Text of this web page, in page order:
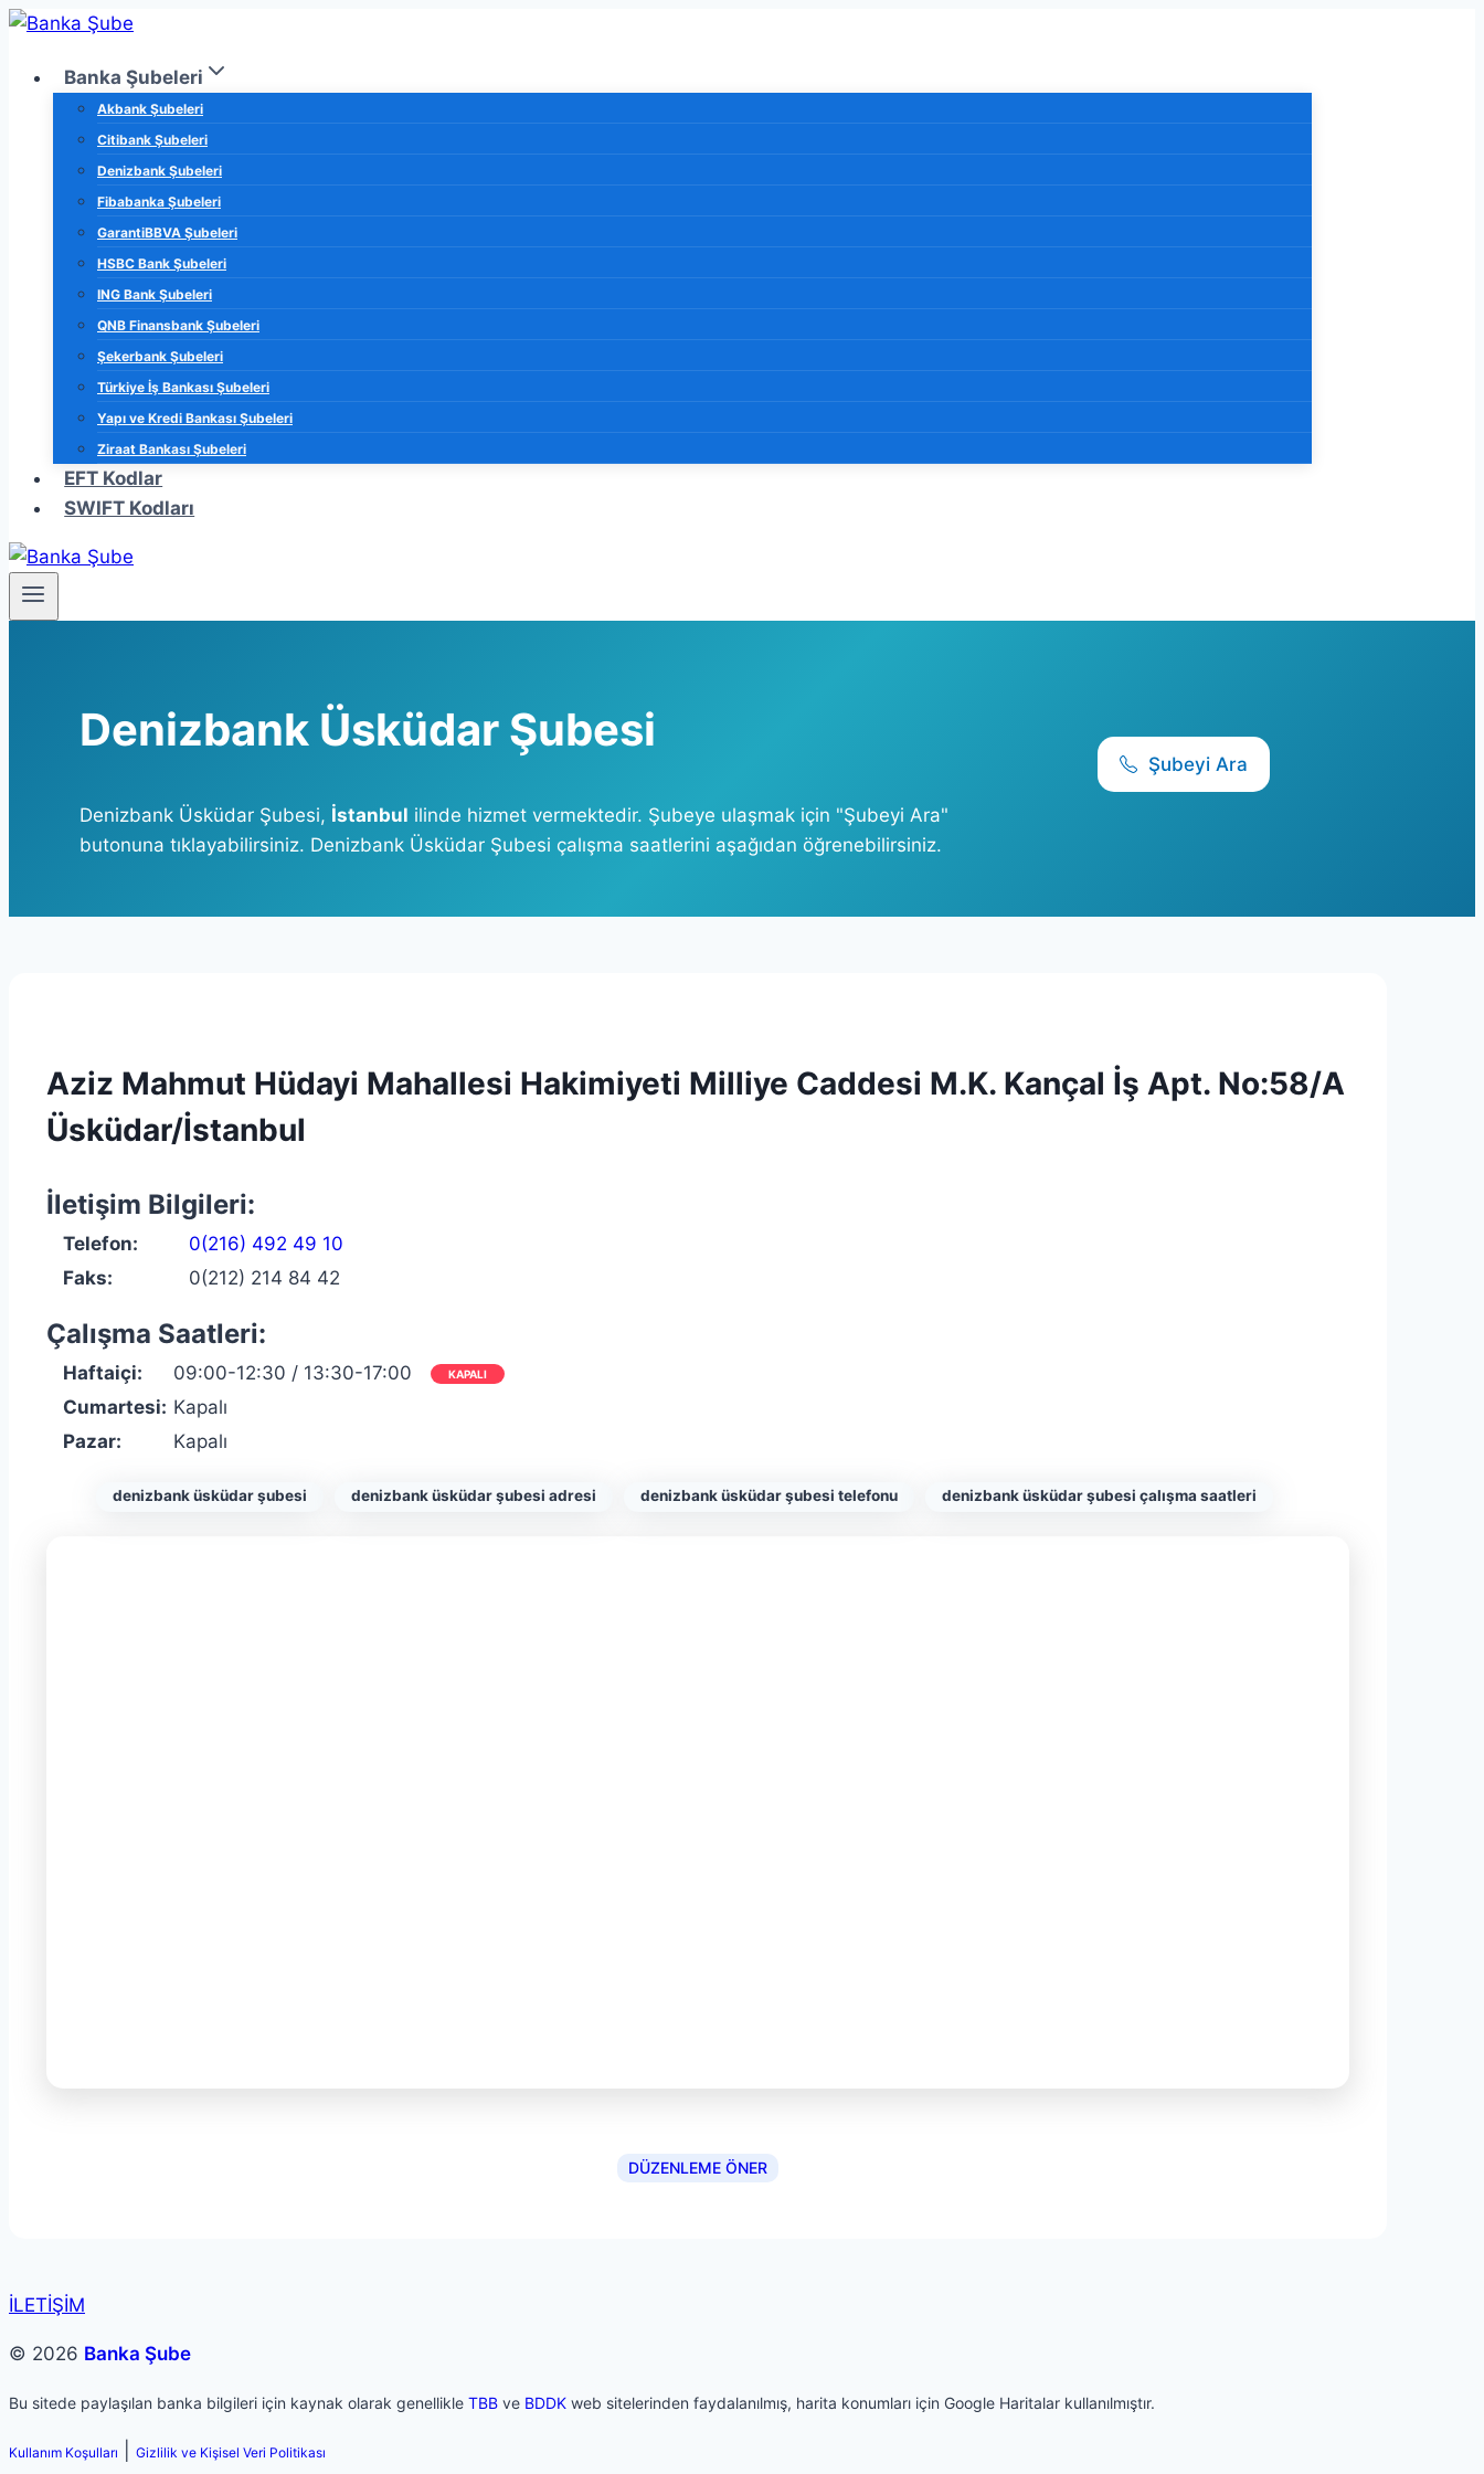
Skip
contentBanka Şubeleri
Akbank Şubeleri
Citibank Şubeleri
Denizbank Şubeleri
Fibabanka Şubeleri
GarantiBBVA Şubeleri
HSBC Bank Şubeleri
ING Bank Şubeleri
QNB Finansbank Şubeleri
Şekerbank Şubeleri
Türkiye İş Bankası Şubeleri
Yapı ve Kredi Bankası Şubeleri
Ziraat Bankası Şubeleri
EFT Kodlar
SWIFT Kodları
Denizbank Üsküdar Şubesi
Denizbank Üsküdar Şubesi, İstanbul ilinde hizmet vermektedir. Şubeye ulaşmak için "Şubeyi Ara"
butonuna tıklayabilirsiniz. Denizbank Üsküdar Şubesi çalışma saatlerini aşağıdan öğrenebilirsiniz.
Şubeyi Ara
Aziz Mahmut Hüdayi Mahallesi Hakimiyeti Milliye Caddesi M.K. Kançal İş Apt. No:58/A
Üsküdar/İstanbul
İletişim Bilgileri:
Telefon:
0(216) 492 49 10
Faks:
0(212) 214 84 42
Çalışma Saatleri:
Haftaiçi: 09:00-12:30 / 13:30-17:00 KAPALI
Cumartesi: Kapalı
Pazar:
Kapalı
denizbank üsküdar şubesi denizbank üsküdar şubesi adresi denizbank üsküdar şubesi telefonu denizbank üsküdar şubesi çalışma saatleri
DÜZENLEME ÖNER
İLETİŞİM
© 2026 Banka Şube
Bu sitede paylaşılan banka bilgileri için kaynak olarak genellikle TBB ve BDDK web sitelerinden faydalanılmış, harita konumları için Google Haritalar kullanılmıştır.
Kullanım Koşulları Gizlilik ve Kişisel Veri Politikası